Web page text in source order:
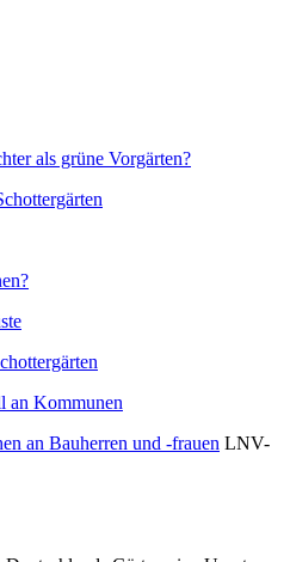
als grüne Vorgärten?
an Kommunen
an Bauherren und -frauen LNV-